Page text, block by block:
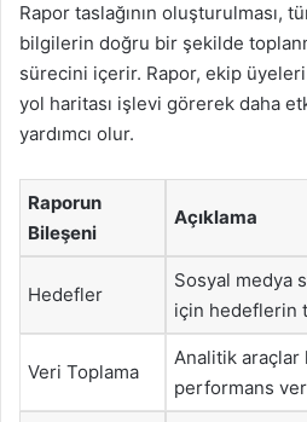
Rapor taslağının oluşturulması,
bilgilerin doğru bir şekilde
sürecini içerir. Rapor, ekip
yol haritası işlevi görerek daha
yardımcı olur.
Raporun
Bileşeni
Açıklama
Hedefler
Sosyal medya
için hedeflerin
Veri Toplama
Analitik araçlar
performans